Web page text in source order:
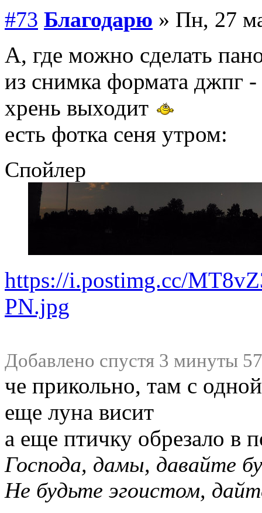
#73 Благодарю » Пн, 27
А, где можно сделать
из снимка формата джпг -
хрень выходит
есть фотка сеня утром:
Спойлер
https://i.postimg.cc/
PN.jpg
Добавлено спустя 3 минуты
че прикольно, там с
еще луна висит
а еще птичку обрезало в
Господа, дамы, давайте
Не будьте эгоистом,